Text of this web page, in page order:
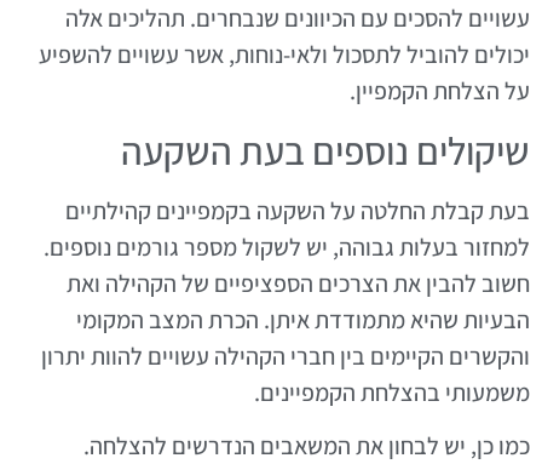
עשויים להסכים עם הכיוונים שנבחרים. תהליכים אלה
יכולים להוביל לתסכול ולאי-נוחות, אשר עשויים להשפיע
על הצלחת הקמפיין.
שיקולים נוספים בעת השקעה
בעת קבלת החלטה על השקעה בקמפיינים קהילתיים
למחזור בעלות גבוהה, יש לשקול מספר גורמים נוספים.
חשוב להבין את הצרכים הספציפיים של הקהילה ואת
הבעיות שהיא מתמודדת איתן. הכרת המצב המקומי
והקשרים הקיימים בין חברי הקהילה עשויים להוות יתרון
משמעותי בהצלחת הקמפיינים.
כמו כן, יש לבחון את המשאבים הנדרשים להצלחה.